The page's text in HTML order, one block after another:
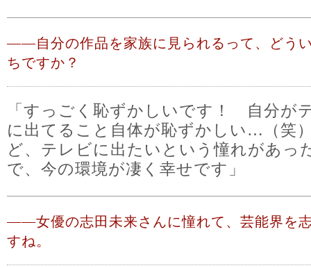
――自分の作品を家族に見られるって、どう
ちですか？
「すっごく恥ずかしいです！ 自分が
に出てること自体が恥ずかしい…（笑
ど、テレビに出たいという憧れがあっ
で、今の環境が凄く幸せです」
――女優の志田未来さんに憧れて、芸能界を
すね。